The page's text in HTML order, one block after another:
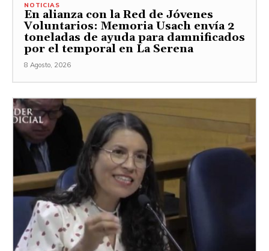
NOTICIAS
En alianza con la Red de Jóvenes
Voluntarios: Memoria Usach envía 2
toneladas de ayuda para damnificados
por el temporal en La Serena
8 Agosto, 2026